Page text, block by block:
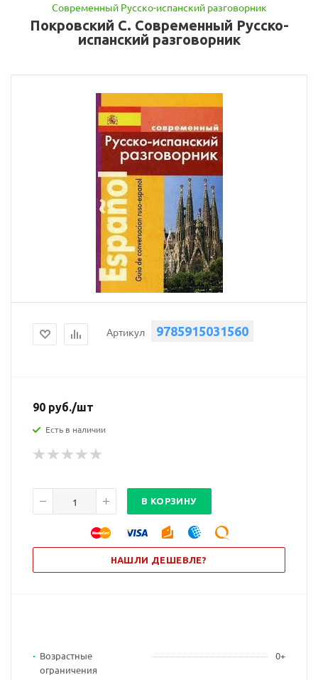
Современный Русско-испанский разговорник
Покровский С. Современный Русско-
испанский разговорник
Артикул 9785915031560
90 руб./шт
Есть в наличии
В КОРЗИНУ
НАШЛИ ДЕШЕВЛЕ?
Возрастные
ограничения
0+